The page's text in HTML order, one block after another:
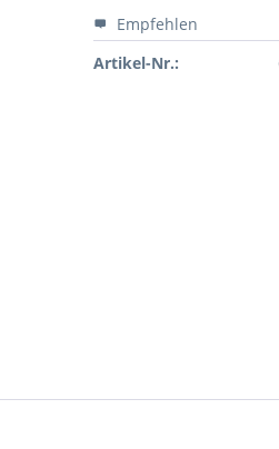
Empfehlen
Artikel-Nr.: